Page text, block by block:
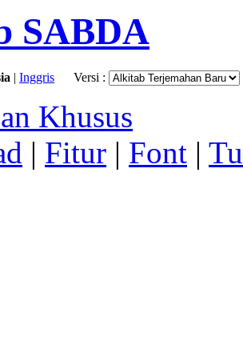
SABDA
| Inggris Versi :
Khusus
| Fitur | Font |